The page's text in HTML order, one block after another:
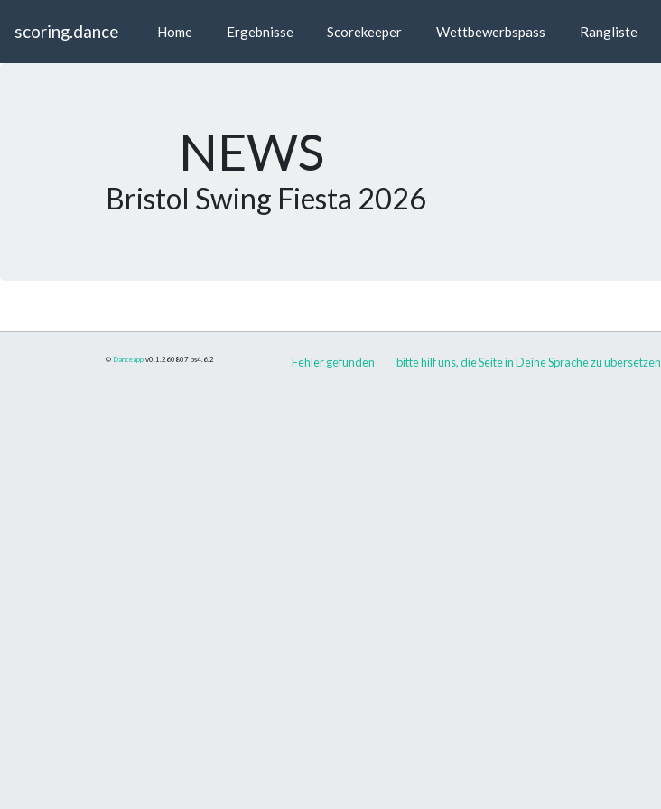
scoring.dance Home Ergebnisse Scorekeeper Wettbewerbspass Rangliste
NEWS
Bristol Swing Fiesta 2026
© Danceapp v0.1.260807 bs4.6.2 Fehler gefunden bitte hilf uns, die Seite in Deine Sprache zu übersetzen